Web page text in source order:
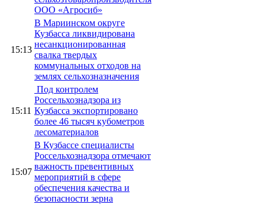
ООО «Агросиб»
15:13
В Мариинском округе
Кузбасса ликвидирована
несанкционированная
свалка твердых
коммунальных отходов на
землях сельхозназначения
15:11
Под контролем
Россельхознадзора из
Кузбасса экспортировано
более 46 тысяч кубометров
лесоматериалов
15:07
В Кузбассе специалисты
Россельхознадзора отмечают
важность превентивных
мероприятий в сфере
обеспечения качества и
безопасности зерна